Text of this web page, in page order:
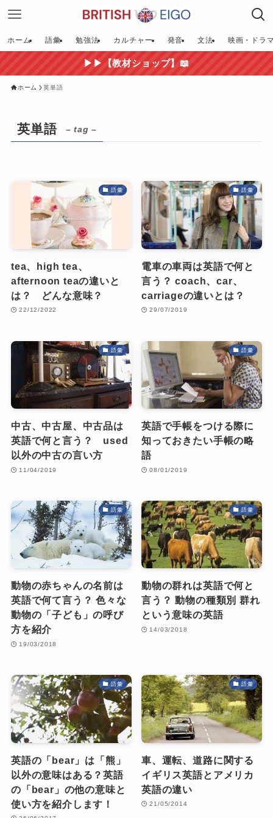
ホーム 語彙 勉強法 カルチャー 発音 文法 映画・ドラ
▶▶【教材ショップ】📖
ホーム 英単語
英単語 – tag –
語彙
tea、high tea、
afternoon teaの違いと
は？ どんな意味？
22/12/2022
語彙
電車の車両は英語で何と
言う？ coach、car、
carriageの違いとは？
29/07/2019
語彙
中古、中古屋、中古品は
英語で何と言う？ used
以外の中古の言い方
11/04/2019
語彙
英語で手帳をつける際に
知っておきたい手帳の略
語
08/01/2019
語彙
動物の赤ちゃんの名前は
英語で何て言う？ 色々な
動物の「子ども」の呼び
方を紹介
19/03/2018
語彙
動物の群れは英語で何と
言う？ 動物の種類別 群れ
という意味の英語
14/03/2018
語彙
英語の「bear」は「熊」
以外の意味はある？英語
の「bear」の他の意味と
使い方を紹介します！
語彙
車、運転、道路に関する
イギリス英語とアメリカ
英語の違い
21/05/2014